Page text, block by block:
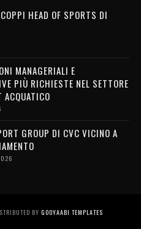
HEAD OF SPORTS DI
MANAGERIALI E
PIÙ RICHIESTE NEL SETTORE
ACQUATICO
GROUP DI CVC VICINO A
BY GOOYAABI TEMPLATES